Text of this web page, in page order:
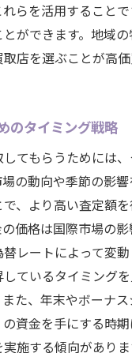
らを活用すること
ができます。地域
店を選ぶことが高
のタイミング戦略
てもらうためには
の動向や季節の影
、より高い査定額
価格は国際市場の
レートによって変
ているタイミング
た、年末やボーナス
資金を手にする時
施する傾向があり